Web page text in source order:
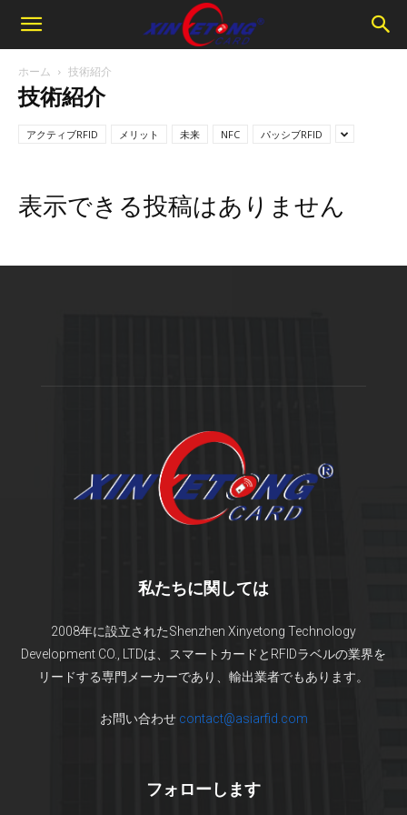
ホーム 技術紹介
技術紹介
アクティブRFID メリット 未来 NFC パッシブRFID
表示できる投稿はありません
私たちに関しては
2008年に設立されたShenzhen Xinyetong Technology
Development CO., LTDは、スマートカードとRFIDラベルの業界を
リードする専門メーカーであり、輸出業者でもあります。
お問い合わせ contact@asiarfid.com
フォローします